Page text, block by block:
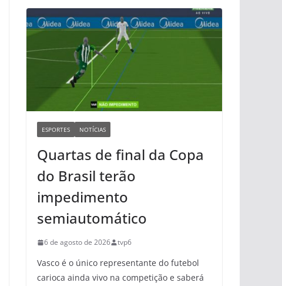
ESPORTES NOTÍCIAS
Quartas de final da Copa
do Brasil terão
impedimento
semiautomático
6 de agosto de 2026 tvp6
Vasco é o único representante do futebol
carioca ainda vivo na competição e saberá